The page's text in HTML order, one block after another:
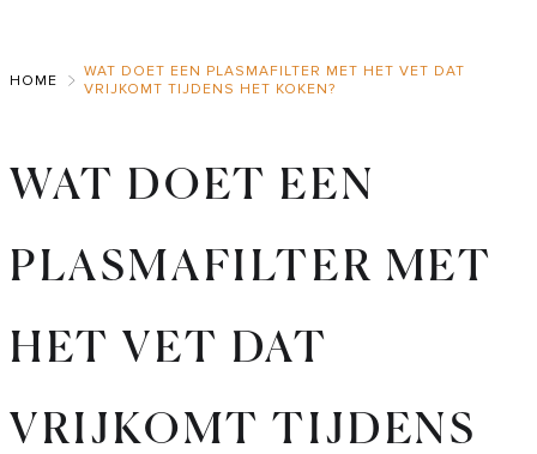
Main
HOME
WAT DOET EEN PLASMAFILTER MET HET VET DAT
VRIJKOMT TIJDENS HET KOKEN?
WAT DOET EEN
PLASMAFILTER MET
HET VET DAT
VRIJKOMT TIJDENS